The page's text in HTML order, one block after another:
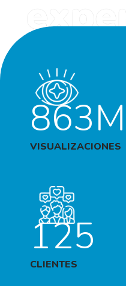
863M
VISUALIZACIONES
125
CLIENTES